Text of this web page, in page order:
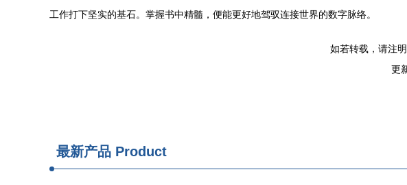
工作打下坚实的基石。掌握书中精髓，便能更好地驾驭连接世界的数字脉络。
如若转载，请注
更
最新产品 Product